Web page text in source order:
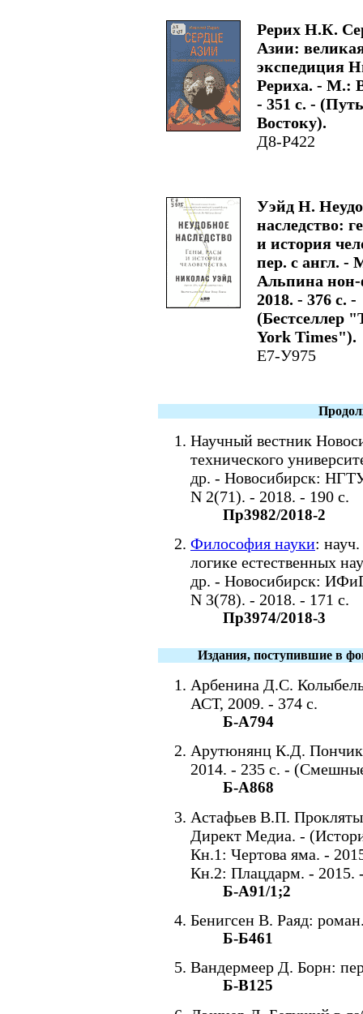
Рерих Н.К.
Азии:
экспедиция
Рериха. - М.:
- 351 с. -
Востоку).
Д8-Р422
Уэйд Н.
наследство:
и история
пер. с англ. -
Альпина
2018. - 376 с. -
(Бестселлер
York Times").
Е7-У975
Научный вестник
технического
др. - Новосибирск:
N 2(71). - 2018. - 190 с.
Пр3982/2018-2
Философия науки:
логике естественных
др. - Новосибирск:
N 3(78). - 2018. - 171 с.
Пр3974/2018-3
Издания, поступившие в
Арбенина Д.С.
АСТ, 2009. - 374 с.
Б-А794
Арутюнянц К.Д.
2014. - 235 с. -
Б-А868
Астафьев В.П.
Директ Медиа. -
Кн.1: Чертова яма. -
Кн.2: Плацдарм. - 2015.
Б-А91/1;2
Бенигсен В. Раяд:
Б-Б461
Вандермеер Д. Борн:
Б-В125